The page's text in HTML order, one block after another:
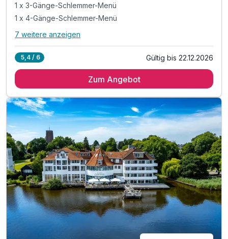
1 x 3-Gänge-Schlemmer-Menü
1 x 4-Gänge-Schlemmer-Menü
Alle Inklusivleistungen
2 x reichhaltiges Frühstück vom Buffet
1 x 4-Gänge-Schlemmer-Menü
1 x Flasche Lohbeck Secco auf dem Zimmer
1 x Flasche Mineralwasser auf dem Zimmer
inkl. Erholung in unserer Sauna
inkl. Entspannung in unserem Schwimmbad
inkl. flauschiger Bademantel auf dem Zimmer
inkl. Parkplatz nach Verfügbarkeit
inkl. W-Lan
7 weitere anzeigen
5,4 / 6 Gültig bis 22.12.2026
Zum Angebot